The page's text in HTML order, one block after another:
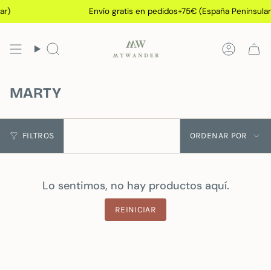
Ir
al
Envío gratis en pedidos+75€ (España
Búsqueda Cuenta
MARTY
FILTROS
por
ORDENAR POR
Lo sentimos, no hay productos aquí.
REINICIAR